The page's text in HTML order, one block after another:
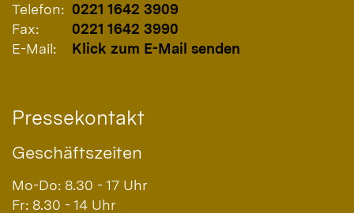
Telefon: 0221 1642 3909
Fax:
0221 1642 3990
E-Mail:
Klick zum E-Mail senden
Pressekontakt
Geschäftszeiten
Mo-Do: 8.30 - 17 Uhr
Fr: 8.30 - 14 Uhr